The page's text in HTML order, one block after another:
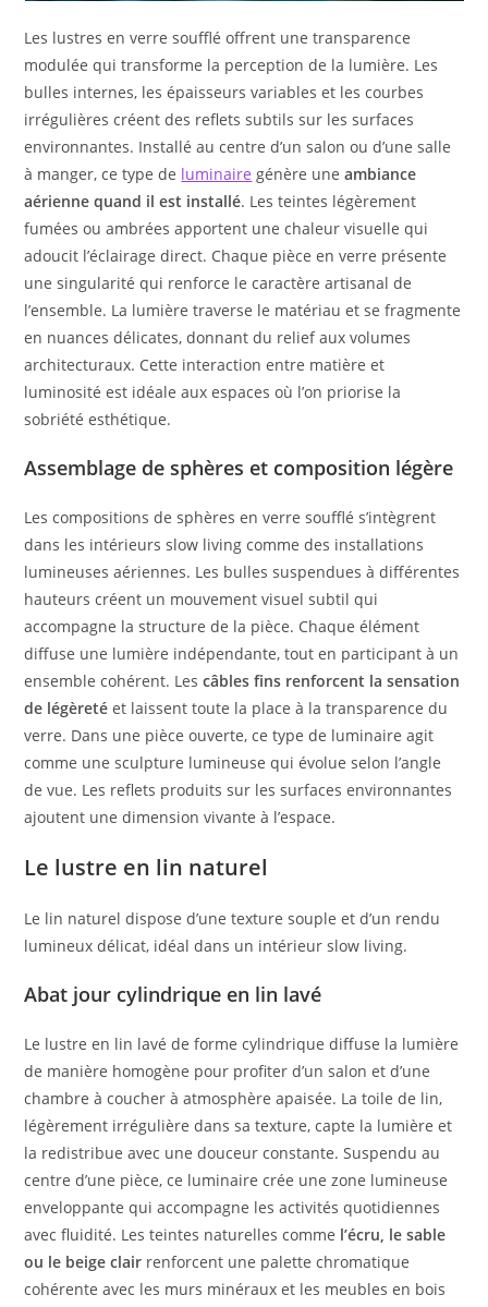
Les lustres en verre soufflé offrent une transparence
modulée qui transforme la perception de la lumière. Les
bulles internes, les épaisseurs variables et les courbes
irrégulières créent des reflets subtils sur les surfaces
environnantes. Installé au centre d’un salon ou d’une salle
à manger, ce type de luminaire génère uneambiance
aérienne quand il est installé. Les teintes légèrement
fumées ou ambrées apportent une chaleur visuelle qui
adoucit l’éclairage direct. Chaque pièce en verre présente
une singularité qui renforce le caractère artisanal de
l’ensemble. La lumière traverse le matériau et se fragmente
en nuances délicates, donnant du relief aux volumes
architecturaux. Cette interaction entre matière et
luminosité est idéale aux espaces où l’on priorise la
sobriété esthétique.
Assemblage de sphères et composition légère
Les compositions de sphères en verre soufflé s’intègrent
dans les intérieurs slow living comme des installations
lumineuses aériennes. Les bulles suspendues à différentes
hauteurs créent un mouvement visuel subtil qui
accompagne la structure de la pièce. Chaque élément
diffuse une lumière indépendante, tout en participant à un
ensemble cohérent. Lescâbles fins renforcent la sensation
de légèreté et laissent toute la place à la transparence du
verre. Dans une pièce ouverte, ce type de luminaire agit
comme une sculpture lumineuse qui évolue selon l’angle
de vue. Les reflets produits sur les surfaces environnantes
ajoutent une dimension vivante à l’espace.
Le lustre en lin naturel
Le lin naturel dispose d’une texture souple et d’un rendu
lumineux délicat, idéal dans un intérieur slow living.
Abat jour cylindrique en lin lavé
Le lustre en lin lavé de forme cylindrique diffuse la lumière
de manière homogène pour profiter d’un salon et d’une
chambre à coucher à atmosphère apaisée. La toile de lin,
légèrement irrégulière dans sa texture, capte la lumière et
la redistribue avec une douceur constante. Suspendu au
centre d’une pièce, ce luminaire crée une zone lumineuse
enveloppante qui accompagne les activités quotidiennes
avec fluidité. Les teintes naturelles comme l’écru, le sable
ou le beige clair renforcent une palette chromatique
cohérente avec les murs minéraux et les meubles en bois